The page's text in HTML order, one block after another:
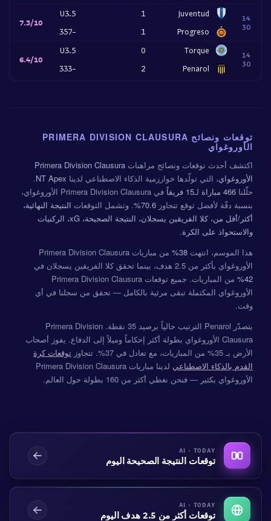
14
30
Juventud
Progreso
1
1
U3.5
-357
7.3/10
14
30
Torque
Penarol
0
2
U3.5
-333
6.4/10
توقعات ونصائح PRIMERA DIVISION CLAUSURA
الأوروغواي
اكتشف أحدث توقعات ونصائح مراهنات Primera Division Clausura
الأوروغواي، التي تولّدها خوارزمية الذكاء الاصطناعي لدينا NT Apex
.
حلّلنا 466 مباراة لـ15 فريقاً
في Primera Division Clausura الأوروغواي،
بنسبة دقّة لأفضل توقع تتجاوز 70.6% . وتشمل التوقعات النتيجة النهائية،
أكثر/أقل من، كلا الفريقين يسجلان، النتيجة الصحيحة، xG، الركنيات
والاستحواذ على الكرة.
هذا الموسم، انتهت 38%
من مباريات Primera Division Clausura
الأوروغواي بأكثر من 2.5 هدف، بينما تحقق كلا الفريقين يسجلان في
42%
من المباريات. جميع توقعات Primera Division Clausura
الأوروغواي المكتملة تبقى مرئية بالكامل — تحقق من سجلنا في أي
وقت.
يتصدّر Penarol الترتيب حالياً برصيد 35 نقطة. Primera Division
Clausura الأوروغواي بطولة أكثر إحكاماً وميلاً إلى الدفاع. يفوز أصحاب
الأرض بـ 35% من المباريات، مع تعادل في 37%. تتجاوز
توقعات كرة
القدم بالذكاء الاصطناعي
لدينا مباريات Primera Division Clausura
الأوروغواي بكثير — فنحن نغطي أكثر من 160 بطولة حول العالم.
AI · TODAY
توقعات النتيجة الصحيحة اليوم
AI · TODAY
توقعات أكثر من 2.5 هدف اليوم